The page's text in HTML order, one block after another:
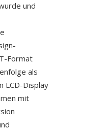
und
Format
als
LCD-Display
mit